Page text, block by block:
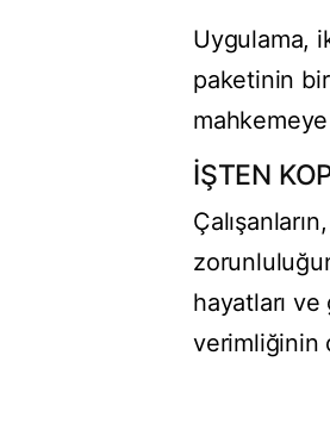
Uygulama,
paketinin
İŞTEN
hayatları ve
verimliğinin